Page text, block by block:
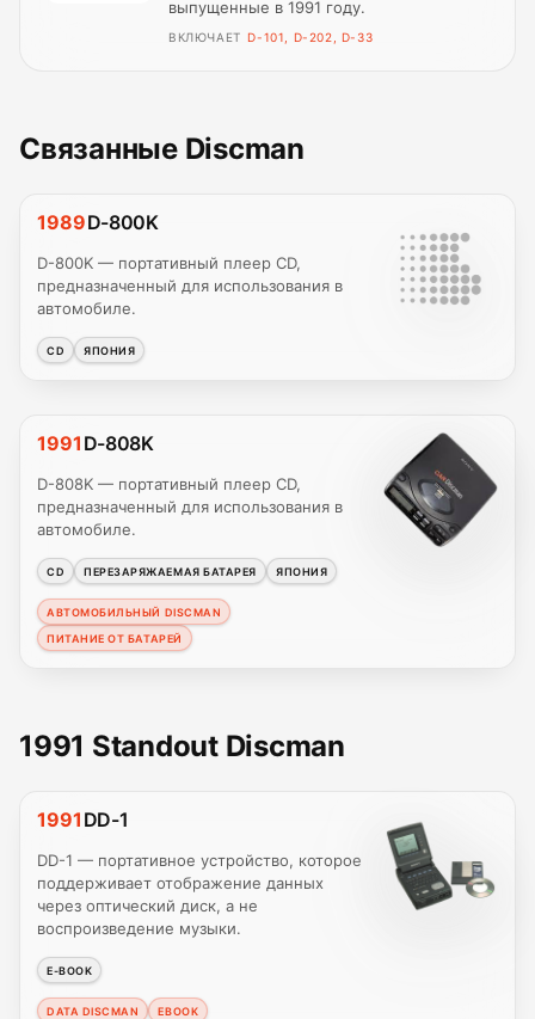
выпущенные в 1991 году.
ВКЛЮЧАЕТ D-101, D-202, D-33
Связанные Discman
1989D-800K
D-800K — портативный плеер CD,
предназначенный для использования в
автомобиле.
CD ЯПОНИЯ
1991 D-808K
D-808K — портативный плеер CD,
предназначенный для использования в
автомобиле.
CD ПЕРЕЗАРЯЖАЕМАЯ БАТАРЕЯ ЯПОНИЯ
АВТОМОБИЛЬНЫЙ DISCMAN
ПИТАНИЕ ОТ БАТАРЕЙ
1991 Standout Discman
1991 DD-1
DD-1 — портативное устройство, которое
поддерживает отображение данных
через оптический диск, а не
воспроизведение музыки.
E-BOOK
DATA DISCMAN EBOOK